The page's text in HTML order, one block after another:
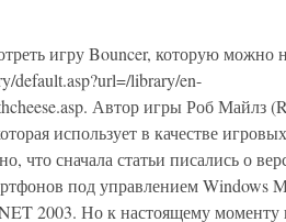
игру Bouncer, которую можно
default.asp?url=/library/en-
Автор игры Роб Майлз
использует в качестве
что сначала статьи писались о
под управлением Windows
2003. Но к настоящему моменту